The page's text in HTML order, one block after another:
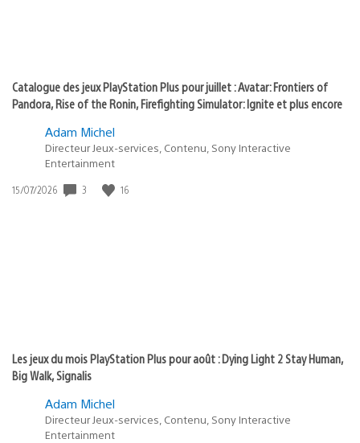
Catalogue des jeux PlayStation Plus pour juillet : Avatar: Frontiers of
Pandora, Rise of the Ronin, Firefighting Simulator: Ignite et plus encore
Adam Michel
Directeur Jeux-services, Contenu, Sony Interactive
Entertainment
Date
15/07/2026 3 16
Les jeux du mois PlayStation Plus pour août : Dying Light 2 Stay Human,
Big Walk, Signalis
Adam Michel
Directeur Jeux-services, Contenu, Sony Interactive
Entertainment